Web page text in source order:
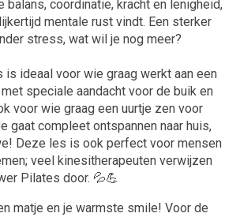
balans, coördinatie, kracht en lenigheid,
mentale rust vindt. Een sterker
stress, wat wil je nog meer?
is ideaal voor wie graag werkt aan een
speciale aandacht voor de buik en
voor wie graag een uurtje zen voor
gaat compleet ontspannen naar huis,
Deze les is ook perfect voor mensen
veel kinesitherapeuten verwijzen
Pilates door. 💦💪
matje en je warmste smile! Voor de